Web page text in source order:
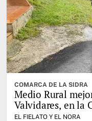
COMARCA DE LA SIDRA
Medio Rural
Valvidares, en la
EL FIELATO Y EL NORA